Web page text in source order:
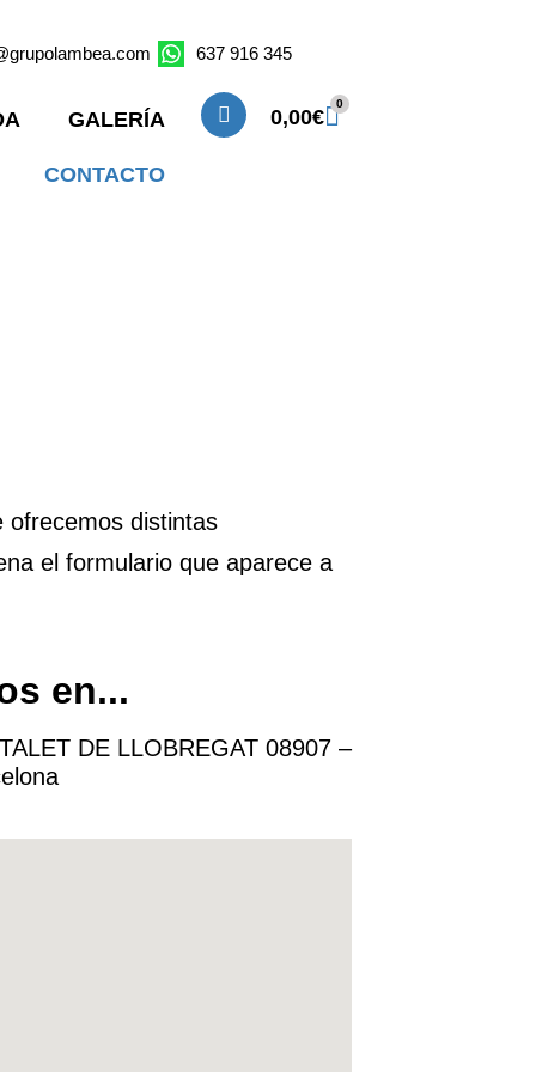
637 916 345
GALERÍA
CONTACTO
0,00€
0
ofrecemos distintas
el formulario que aparece a
en...​
DE LLOBREGAT 08907 –